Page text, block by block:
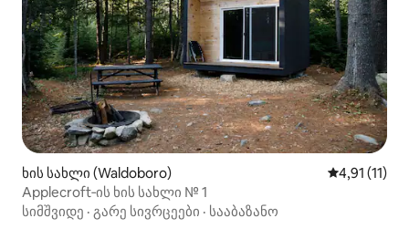
ხის სახლი (Waldoboro) საშუალო
4,91 (11)
Applecroft‑ის ხის სახლი № 1
სიმშვიდე · გარე სივრცეები · სააბაზანო